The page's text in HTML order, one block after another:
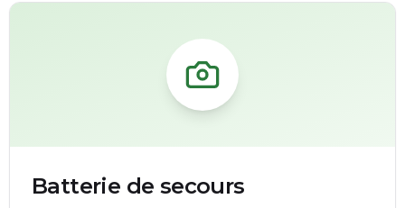
Batterie de secours